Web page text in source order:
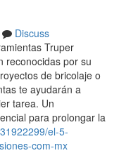
Discuss
Truper
reconocidas por su
de bricolaje o
te ayudarán a
tarea. Un
para prolongar la
el-5-
com-mx